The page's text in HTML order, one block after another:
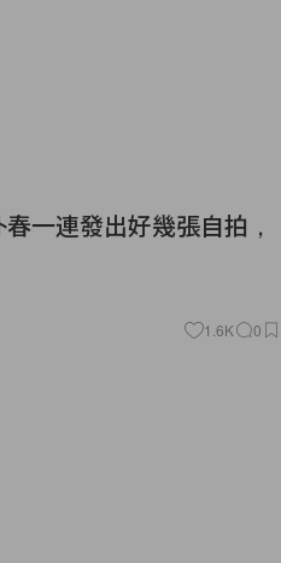
一連發出好幾張自拍，
1.6K 0